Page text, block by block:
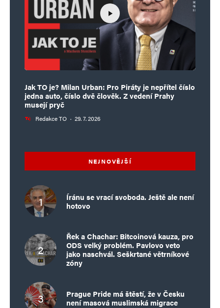
Jak TO je? Milan Urban: Pro Piráty je nepřítel číslo
jedna auto, číslo dvě člověk. Z vedení Prahy
musejí pryč
Redakce TO · 29. 7. 2026
NEJNOVĚJŠÍ
Íránu se vrací svoboda. Ještě ale není
hotovo
Řek a Chachar: Bitcoinová kauza, pro
ODS velký problém. Pavlovo veto
jako naschvál. Seškrtané větrníkové
zóny
Prague Pride má štěstí, že v Česku
není masová muslimská migrace